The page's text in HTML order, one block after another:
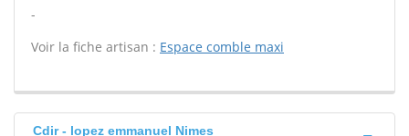
-
Voir la fiche artisan : Espace comble maxi
Cdir - lopez emmanuel Nimes